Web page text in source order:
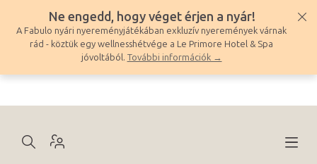
tartalomhoz
Ne engedd, hogy véget érjen a nyár!
A Fabulo nyári nyereményjátékában exkluzív nyeremények várnak
rád - köztük egy wellnesshétvége a Le Primore Hotel & Spa
jóvoltából. További információk →